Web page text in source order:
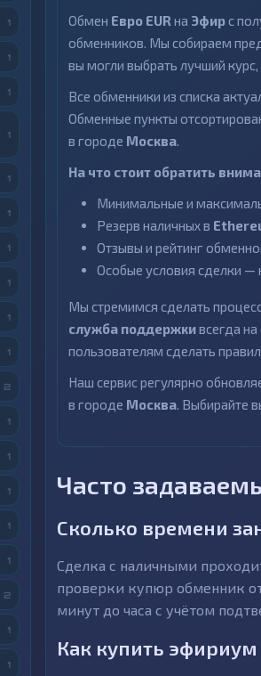
Обмен Евро EUR на Эфирс
обменников. Мы собираем
вы могли выбрать лучший
Все обменники из списка
Обменные пункты
в городе Москва.
На что стоит обратить
Минимальные и
Резерв наличных в
Отзывы и рейтинг
Особые условия сделки —
Мы стремимся сделать
служба поддержкивсегда
пользователям сделать
Наш сервис регулярно
в городе Москва. Выбирайте
Часто
Сколько времени
Сделка с наличными
проверки купюр обменник
минут до часа с учётом
Как купить
1
1
1
1
1
1
1
1
1
1
2
1
1
1
1
1
2
1
1